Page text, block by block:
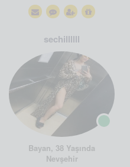
sechillllll
Bayan, 38 Yaşında
Nevşehir